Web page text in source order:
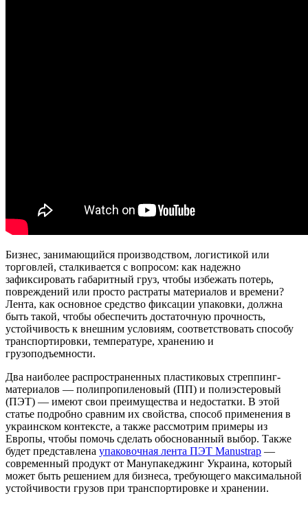
Бизнес, занимающийся производством, логистикой или
торговлей, сталкивается с вопросом: как надежно
зафиксировать габаритный груз, чтобы избежать потерь,
повреждений или просто растраты материалов и времени?
Лента, как основное средство фиксации упаковки, должна
быть такой, чтобы обеспечить достаточную прочность,
устойчивость к внешним условиям, соответствовать способу
транспортировки, температуре, хранению и
грузоподъемности.
Два наиболее распространенных пластиковых стреппинг-
материалов — полипропиленовый (ПП) и полиэстеровый
(ПЭТ) — имеют свои преимущества и недостатки. В этой
статье подробно сравним их свойства, способ применения в
украинском контексте, а также рассмотрим примеры из
Европы, чтобы помочь сделать обоснованный выбор. Также
будет представлена упаковочная лента ПЭТ Manustrap —
современный продукт от Манупакеджинг Украина, который
может быть решением для бизнеса, требующего максимальной
устойчивости грузов при транспортировке и хранении.